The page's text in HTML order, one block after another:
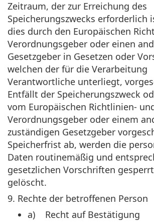
Zeitraum, der zur Erreichung des
Speicherungszwecks erforderlich
dies durch den Europäischen
Verordnungsgeber oder einen
Gesetzgeber in Gesetzen oder
welchen der für die Verarbeitung
Verantwortliche unterliegt,
Entfällt der Speicherungszweck
vom Europäischen Richtlinien-
Verordnungsgeber oder einem
zuständigen Gesetzgeber
Speicherfrist ab, werden die
Daten routinemäßig und
gesetzlichen Vorschriften
gelöscht.
9. Rechte der betroffenen Person
a) Recht auf Bestätigung